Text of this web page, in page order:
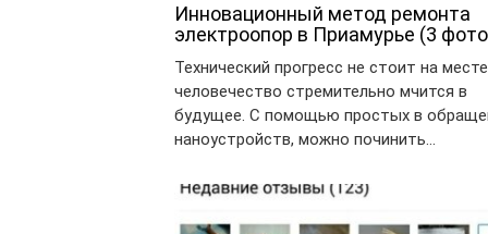
Инновационный метод ремонта
электроопор в Приамурье (3
Технический прогресс не стоит на
человечество стремительно мчится в
будущее. С помощью простых в
наноустройств, можно починить…